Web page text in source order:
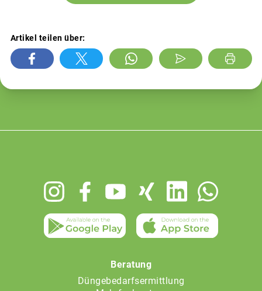
Artikel teilen über:
Beratung
Düngebedarfsermittlung